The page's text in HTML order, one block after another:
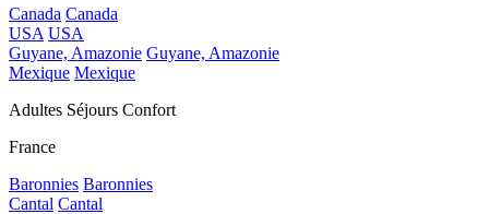
Canada Canada
USA USA
Guyane, Amazonie Guyane, Amazonie
Mexique Mexique
Adultes Séjours Confort
France
Baronnies Baronnies
Cantal Cantal